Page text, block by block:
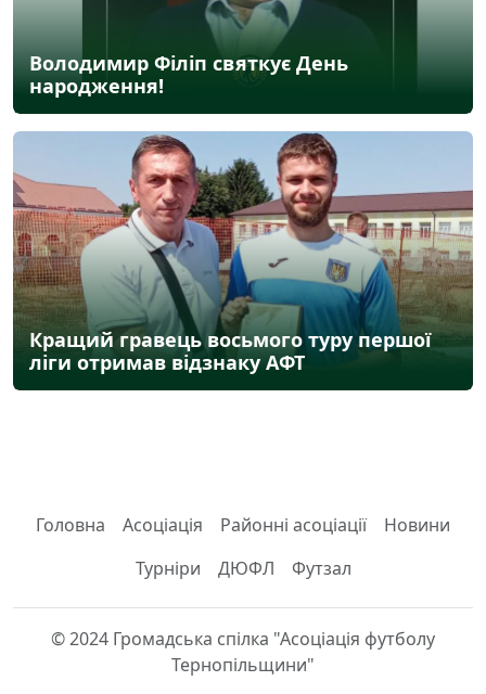
Володимир Філіп святкує День
народження!
Кращий гравець восьмого туру першої
ліги отримав відзнаку АФТ
Головна Асоціація Районні асоціації
Новини
Турніри
ДЮФЛ Футзал
© 2024 Громадська спілка "Асоціація футболу
Тернопільщини"